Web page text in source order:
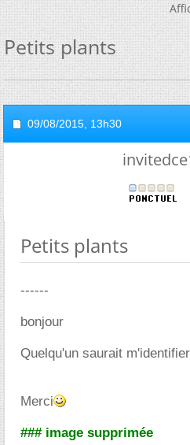
Petits plants
09/08/2015, 13h30
Petits plants
------
bonjour
Quelqu'un saurait
Merci
### image supprimée